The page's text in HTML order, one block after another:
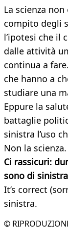
La scienza
compito degli
l’ipotesi che il
dalle attività
continua a
che hanno a
studiare una
Eppure la
battaglie
sinistra l’uso
Non la scienza.
Ci rassicuri:
sono di
It’s correct
sinistra.
©